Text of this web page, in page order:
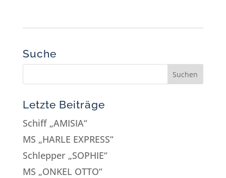
Suche
Letzte Beiträge
Schiff „AMISIA“
MS „HARLE EXPRESS“
Schlepper „SOPHIE“
MS „ONKEL OTTO“